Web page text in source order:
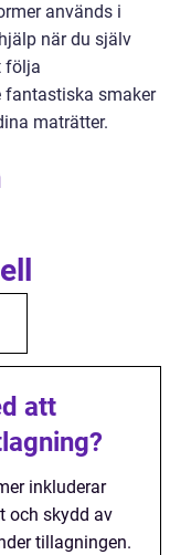
används i
när du själv
följa
fantastiska smaker
maträtter.
att
inkluderar
och skydd av
tillagningen.